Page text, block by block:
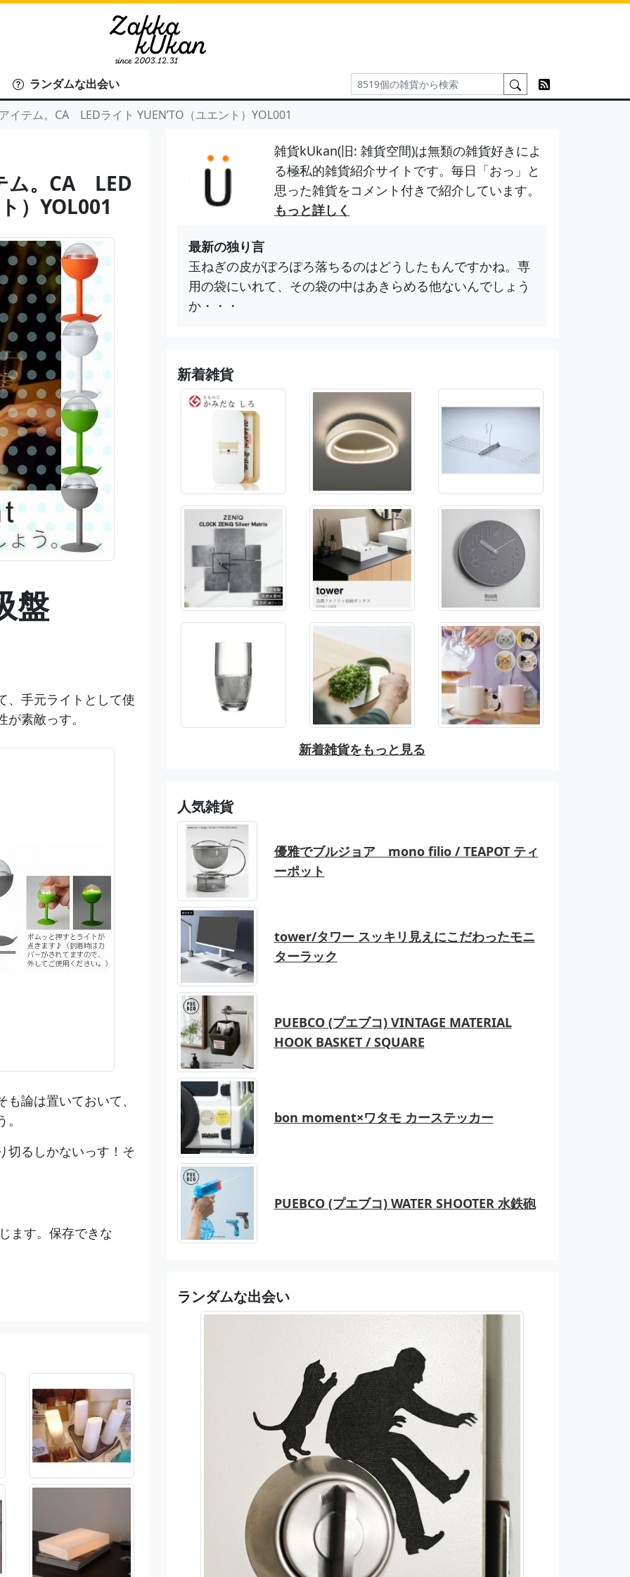
ランダムな出会い
イテム。CA LEDライト YUEN’TO（ユエント）YOL001
ム。CA LED
）YOL001
盤
、手元ライトとして使
素敵っす。
論は置いておいて、
切るしかないっす！そ
ます。保存できな
雑貨kUkan(旧: 雑貨空間)は無類の雑貨好きによ
る極私的雑貨紹介サイトです。毎日「おっ」と
思った雑貨をコメント付きで紹介しています。
もっと詳しく
最新の独り言
玉ねぎの皮がぽろぽろ落ちるのはどうしたもんですかね。専
用の袋にいれて、その袋の中はあきらめる他ないんでしょう
か・・・
新着雑貨
新着雑貨をもっと見る
人気雑貨
優雅でブルジョア mono filio / TEAPOT ティ
ーポット
tower/タワー スッキリ見えにこだわったモニ
ターラック
PUEBCO (プエブコ) VINTAGE MATERIAL
HOOK BASKET / SQUARE
bon moment×ワタモ カーステッカー
PUEBCO (プエブコ) WATER SHOOTER 水鉄砲
ランダムな出会い